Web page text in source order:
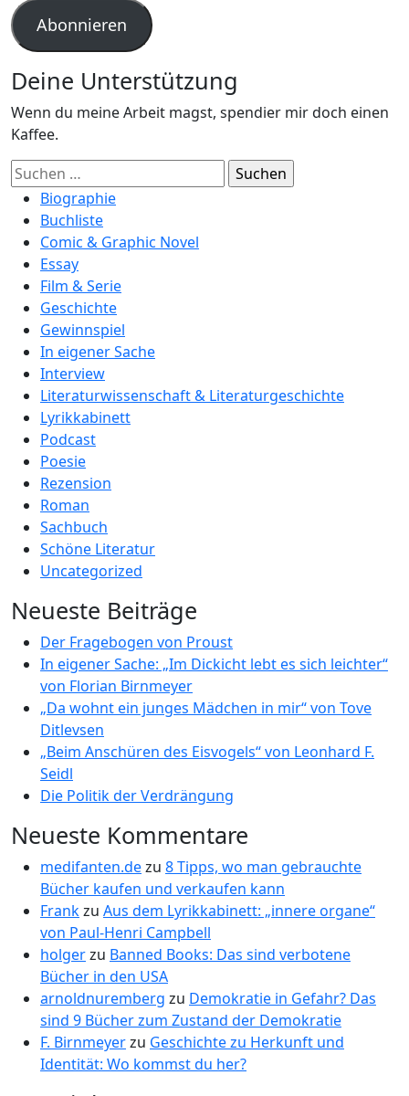
Adresse
Abonnieren
Deine Unterstützung
Wenn du meine Arbeit magst, spendier mir doch einen
Kaffee.
Suchen
nach:Biographie
Buchliste
Comic & Graphic Novel
Essay
Film & Serie
Geschichte
Gewinnspiel
In eigener Sache
Interview
Literaturwissenschaft & Literaturgeschichte
Lyrikkabinett
Podcast
Poesie
Rezension
Roman
Sachbuch
Schöne Literatur
Uncategorized
Neueste Beiträge
Der Fragebogen von Proust
In eigener Sache: „Im Dickicht lebt es sich leichter“
von Florian Birnmeyer
„Da wohnt ein junges Mädchen in mir“ von Tove
Ditlevsen
„Beim Anschüren des Eisvogels“ von Leonhard F.
Seidl
Die Politik der Verdrängung
Neueste Kommentare
medifanten.dezu 8 Tipps, wo man gebrauchte
Bücher kaufen und verkaufen kann
Frankzu Aus dem Lyrikkabinett: „innere organe“
von Paul-Henri Campbell
holgerzu Banned Books: Das sind verbotene
Bücher in den USA
arnoldnuremberg zu Demokratie in Gefahr? Das
sind 9 Bücher zum Zustand der Demokratie
F. Birnmeyerzu Geschichte zu Herkunft und
Identität: Wo kommst du her?